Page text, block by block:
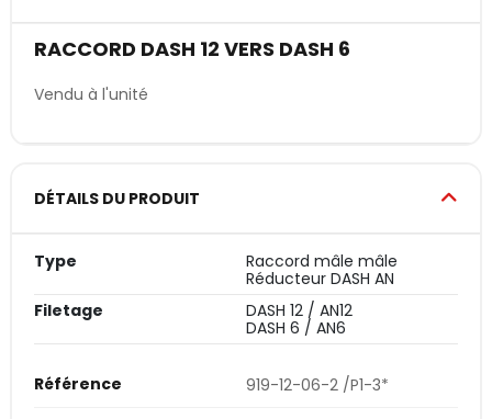
RACCORD DASH 12 VERS DASH 6
Vendu à l'unité
DÉTAILS DU PRODUIT
Type
Raccord mâle mâle
Réducteur DASH AN
Filetage
DASH 12 / AN12
DASH 6 / AN6
Référence
919-12-06-2 /P1-3*